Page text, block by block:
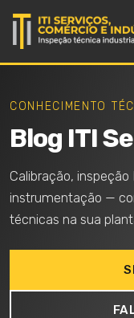
CONHECIMENTO
Blog ITI
Calibração,
instrumentação —
técnicas na sua